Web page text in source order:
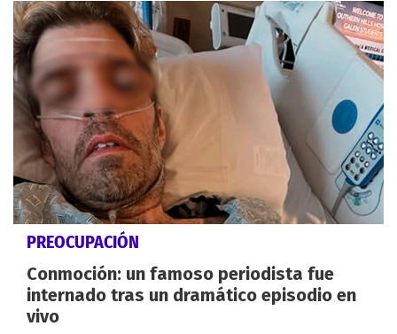
PREOCUPACIÓN
Conmoción: un famoso periodista fue
internado tras un dramático episodio en
vivo